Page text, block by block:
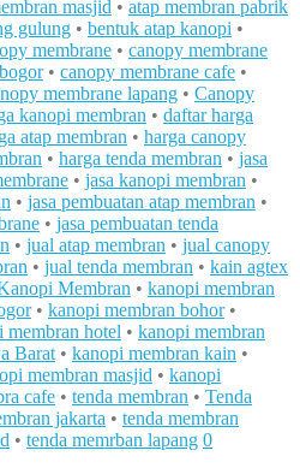
masjid • atap membran pabrik
gulung • bentuk atap kanopi •
membrane • canopy membrane
• canopy membrane cafe •
membrane lapang • Canopy
kanopi membran • daftar harga
atap membran • harga canopy
• harga tenda membran • jasa
• jasa kanopi membran •
• jasa pembuatan atap membran •
• jasa pembuatan tenda
• jual atap membran • jual canopy
• jual tenda membran • kain agtex
Membran • kanopi membran
• kanopi membran bohor•
membran hotel • kanopi membran
Barat • kanopi membran kain •
membran masjid • kanopi
cafe • tenda membran • Tenda
jakarta • tenda membran
• tenda memrban lapang 0